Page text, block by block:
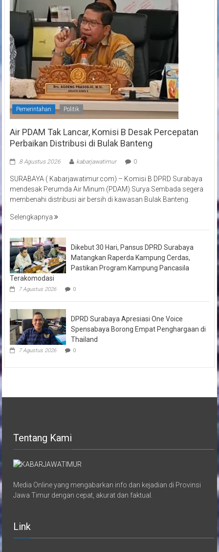
Pemerintahan Politik
Air PDAM Tak Lancar, Komisi B Desak Percepatan
Perbaikan Distribusi di Bulak Banteng
8 Agustus 2026 kabarjawatimur 0
SURABAYA ( Kabarjawatimur.com) – Komisi B DPRD Surabaya
mendesak Perumda Air Minum (PDAM) Surya Sembada segera
membenahi distribusi air bersih di kawasan Bulak Banteng.
Selengkapnya
Dikebut 30 Hari, Pansus DPRD Surabaya
Matangkan Raperda Kampung Cerdas,
Pastikan Program Kampung Pancasila
Terakomodasi
7 Agustus 2026 0
DPRD Surabaya Apresiasi One Voice
Spensabaya Borong Empat Penghargaan di
Thailand
7 Agustus 2026 0
Tentang Kami
Media Online yang mengabarkan info dan kejadian di Provinsi
Jawa Timur dengan cepat, akurat dan faktual.
Link